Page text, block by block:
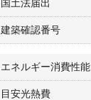
国土法届出
建築確認番号
エネルギー消費性能
目安光熱費